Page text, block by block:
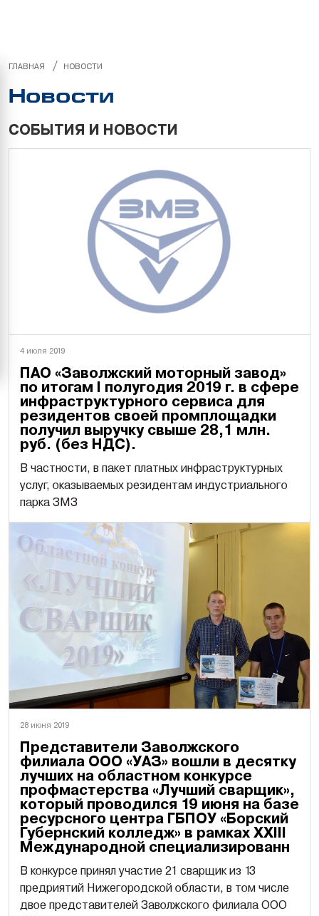
ГЛАВНАЯ / НОВОСТИ
Новости
СОБЫТИЯ И НОВОСТИ
4 июля 2019
ПАО «Заволжский моторный завод»
по итогам I полугодия 2019 г. в сфере
инфраструктурного сервиса для
резидентов своей промплощадки
получил выручку свыше 28,1 млн.
руб. (без НДС).
В частности, в пакет платных инфраструктурных
услуг, оказываемых резидентам индустриального
парка ЗМЗ
28 июня 2019
Представители Заволжского
филиала ООО «УАЗ» вошли в десятку
лучших на областном конкурсе
профмастерства «Лучший сварщик»,
который проводился 19 июня на базе
ресурсного центра ГБПОУ «Борский
Губернский колледж» в рамках XXIII
Международной специализированн
В конкурсе принял участие 21 сварщик из 13
предриятий Нижегородской области, в том числе
двое представителей Заволжского филиала ООО